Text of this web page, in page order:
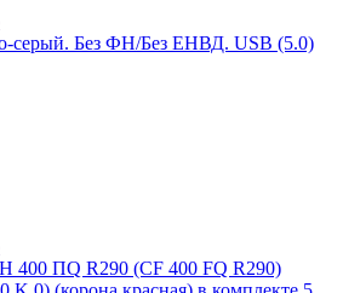
Без ФН/Без ЕНВД. USB (5.0)
400 ПQ R290 (СF 400 FQ R290)